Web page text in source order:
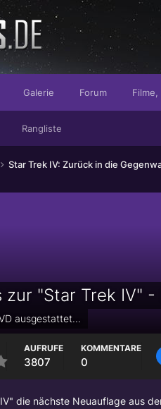
Rangliste
Galerie Forum Filme,
Star Trek IV: Zurück in die
zur "Star Trek IV"
ausgestattet...
AUFRUFE
3807
KOMMENTARE
0
die nächste Neuauflage aus